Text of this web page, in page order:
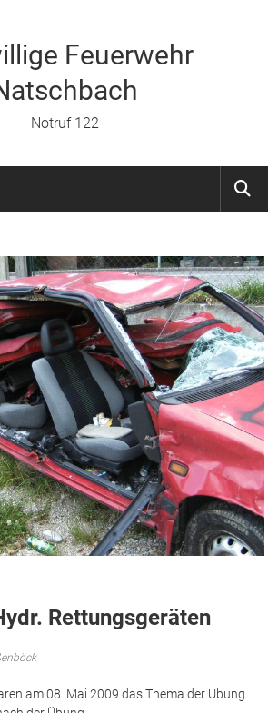
Feuerwehr
Notruf 122
Rettungsgeräten
am 08. Mai 2009 das Thema der Übung.